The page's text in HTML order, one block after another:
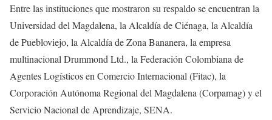
Entre las instituciones que mostraron su respaldo se encuentran la
Universidad del Magdalena, la Alcaldía de Ciénaga, la Alcaldía
de Puebloviejo, la Alcaldía de Zona Bananera, la empresa
multinacional Drummond Ltd., la Federación Colombiana de
Agentes Logísticos en Comercio Internacional (Fitac), la
Corporación Autónoma Regional del Magdalena (Corpamag) y el
Servicio Nacional de Aprendizaje, SENA.